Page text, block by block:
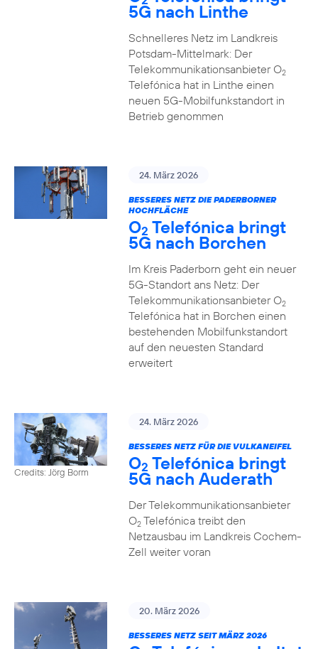
5G nach Linthe
Schnelleres Netz im Landkreis
Potsdam-Mittelmark: Der
Telekommunikationsanbieter O2
Telefónica hat in Linthe einen
neuen 5G-Mobilfunkstandort in
Betrieb genommen
24. März 2026
BESSERES NETZ DIE PADERBORNER
HOCHFLÄCHE
O2 Telefónica bringt
5G nach Borchen
Im Kreis Paderborn geht ein neuer
5G-Standort ans Netz: Der
Telekommunikationsanbieter O2
Telefónica hat in Borchen einen
bestehenden Mobilfunkstandort
auf den neuesten Standard
erweitert
Credits: Jörg Borm
24. März 2026
BESSERES NETZ FÜR DIE VULKANEIFEL
O2 Telefónica bringt
5G nach Auderath
Der Telekommunikationsanbieter
O2Telefónica treibt den
Netzausbau im Landkreis Cochem-
Zell weiter voran
20. März 2026
BESSERES NETZ SEIT MÄRZ 2026